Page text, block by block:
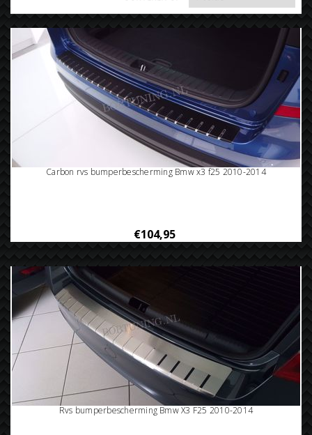
Carbon rvs bumperbescherming Bmw x3 f25 2010-2014
€104,95
Rvs bumperbescherming Bmw X3 F25 2010-2014